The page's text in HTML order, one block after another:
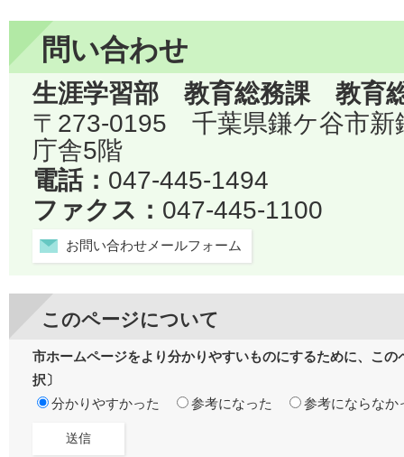
問い合わせ
生涯学習部 教育総務課 教育
〒273-0195 千葉県鎌ケ谷市
庁舎5階
電話： 047-445-1494
ファクス： 047-445-1100
お問い合わせメールフォーム
このページについて
市ホームページをより分かりやすいものにするために、こ
択〕
分かりやすかった
参考になった 参考にならなか